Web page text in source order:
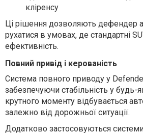
кліренсу
Ці рішення дозволяють дефендер
рухатися в умовах, де стандартні
ефективність.
Повний привід і керованість
Система повного приводу у
забезпечуючи стабільність у будь-
крутного моменту відбувається
залежно від дорожньої ситуації.
Додатково застосовуються системи